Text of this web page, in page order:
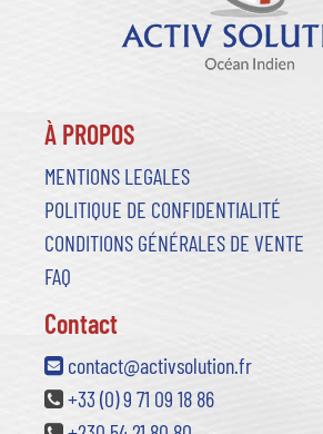
À PROPOS
MENTIONS LEGALES
POLITIQUE DE CONFIDENTIALITÉ
CONDITIONS GÉNÉRALES DE VENTE
FAQ
Contact
contact@activsolution.fr
+33 (0) 9 71 09 18 86